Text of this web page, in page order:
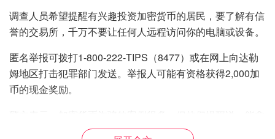
调查人员希望提醒有兴趣投资加密货币的居民，要了解有信
誉的交易所，千万不要让任何人远程访问你的电脑或设备。
匿名举报可拨打1-800-222-TIPS（8477）或在网上向达勒
姆地区打击犯罪部门发送。举报人可能有资格获得2,000加
币的现金奖励。
回资金的情况极为罕见。但如果你被骗了，你还是应该向警